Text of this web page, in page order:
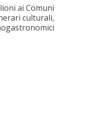
ai Comuni
culturali,